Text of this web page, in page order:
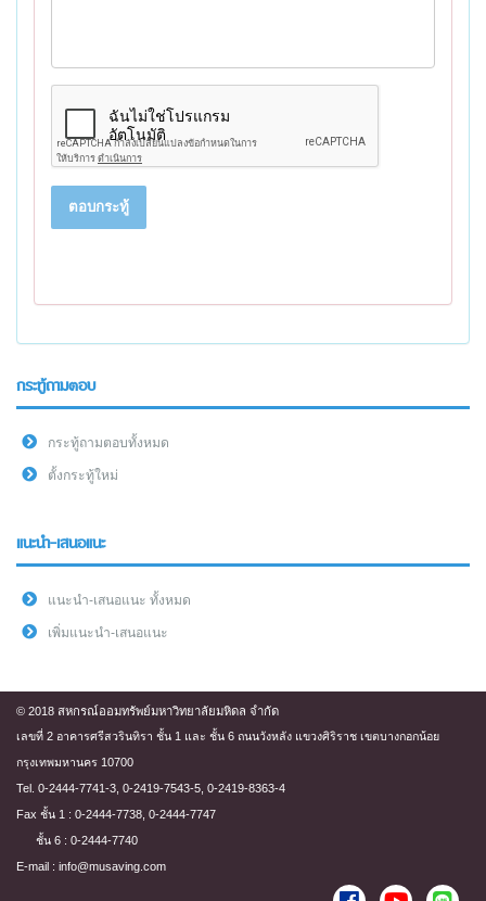
ตอบกระทู้
กระทู้ถามตอบ
กระทู้ถามตอบทั้งหมด
ตั้งกระทู้ใหม่
แนะนำ-เสนอแนะ
แนะนำ-เสนอแนะ ทั้งหมด
เพิ่มแนะนำ-เสนอแนะ
© 2018 สหกรณ์ออมทรัพย์มหาวิทยาลัยมหิดล จำกัด
เลขที่ 2 อาคารศรีสวรินทิรา ชั้น 1 และ ชั้น 6 ถนนวังหลัง แขวงศิริราช เขตบางกอกน้อย
กรุงเทพมหานคร 10700
Tel. 0-2444-7741-3, 0-2419-7543-5, 0-2419-8363-4
Fax ชั้น 1 : 0-2444-7738, 0-2444-7747
ชั้น 6 : 0-2444-7740
E-mail : info@musaving.com